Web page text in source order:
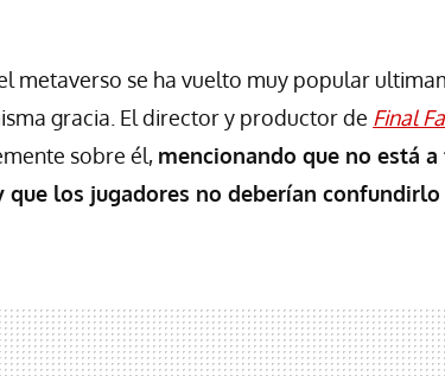
metaverso se ha vuelto muy popular
gracia. El director y productor de Final
sobre él, mencionando que no está
que los jugadores no deberían confundirlo